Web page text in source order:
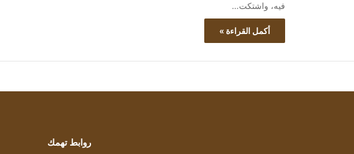
فيه، واشتكت…
أكمل القراءة »
روابط تهمك